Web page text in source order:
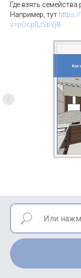
Где взять
Например, тут
v=pOcp0JSbVj8